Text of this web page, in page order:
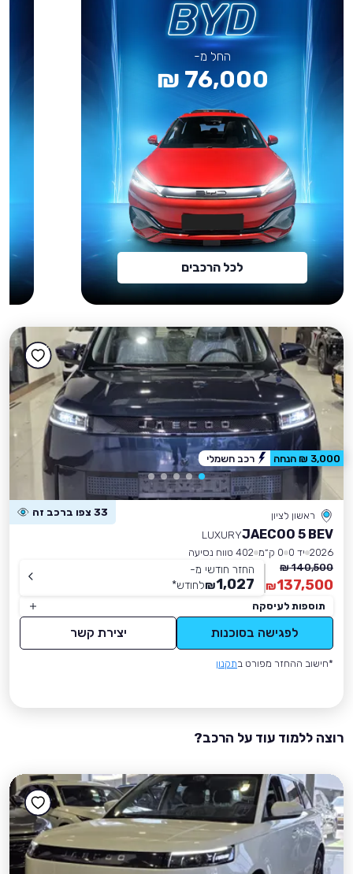
החל מ-
76,000 ₪
לכל הרכבים
ראשון לציון 33 צפו ברכב זה
JAECOO 5 BEV
LUXURY
2026 יד 0 0 ק״מ
402 טווח נסיעה
140,500 ₪
137,500
₪
החזר חודשי מ-
1,027
₪לחודש*
תוספות לעיסקה
לפגישה בסוכנות יצירת קשר
*חישוב ההחזר מפורט בתקנון
3,000 ₪ הנחה רכב חשמלי
רוצה ללמוד עוד על הרכב?